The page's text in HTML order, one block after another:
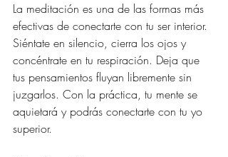
La meditación es una de las formas más
efectivas de conectarte con tu ser interior.
Siéntate en silencio, cierra los ojos y
concéntrate en tu respiración. Deja que
tus pensamientos fluyan libremente sin
juzgarlos. Con la práctica, tu mente se
aquietará y podrás conectarte con tu yo
superior.